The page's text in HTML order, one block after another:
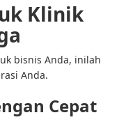
Klinik
bisnis Anda, inilah
Anda.
Cepat